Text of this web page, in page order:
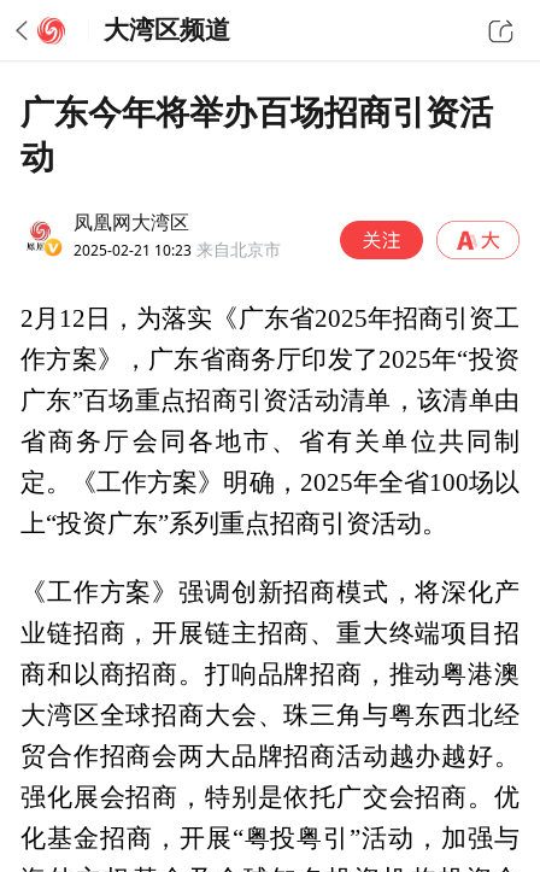
大湾区频道
广东今年将举办百场招商引资活
动
凤凰网大湾区
2025-02-21 10:23 来自北京市
2月12日，为落实《广东省2025年招商引资工
作方案》，广东省商务厅印发了2025年“投资
广东”百场重点招商引资活动清单，该清单由
省商务厅会同各地市、省有关单位共同制
定。《工作方案》明确，2025年全省100场以
上“投资广东”系列重点招商引资活动。
《工作方案》强调创新招商模式，将深化产
业链招商，开展链主招商、重大终端项目招
商和以商招商。打响品牌招商，推动粤港澳
大湾区全球招商大会、珠三角与粤东西北经
贸合作招商会两大品牌招商活动越办越好。
强化展会招商，特别是依托广交会招商。优
化基金招商，开展“粤投粤引”活动，加强与